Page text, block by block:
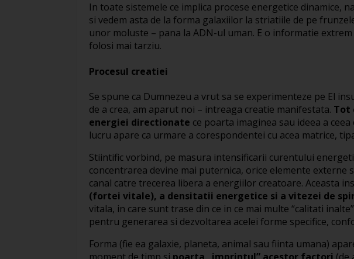
In toate sistemele ce implica procese energetice dinamice,
si vedem asta de la forma galaxiilor la striatiile de pe
unor moluste – pana la ADN-ul uman. E o informatie
folosi mai tarziu.
Procesul creatiei
Se spune ca Dumnezeu a vrut sa se experimenteze pe El
de a crea, am aparut noi – intreaga creatie manifestata. Tot
energiei directionate ce poarta imaginea sau ideea a
lucru apare ca urmare a corespondentei cu acea matrice,
Stiintific vorbind, pe masura intensificarii curentului
concentrarea devine mai puternica, orice elemente externe
canal catre trecerea libera a energiilor creatoare. Aceasta
(fortei vitale), a densitatii energetice si a vitezei de
vitala, in care sunt trase din ce in ce mai multe “calitati
pentru generarea si dezvoltarea acelei forme specifice,
Forma (fie ea galaxie, planeta, animal sau fiinta umana)